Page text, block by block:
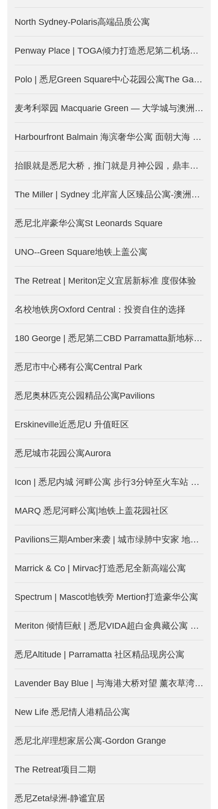
North Sydney-Polaris高端品质公寓
Penway Place | TOGA倾力打造悉尼第二机场附近精品公寓 步达地铁-澳洲悉尼新楼盘发售中
Polo | 悉尼Green Square中心花园公寓The Gallery新一期-澳洲悉尼新房产发售中
麦考利翠园 Macquarie Green — 大学城与澳洲硅谷旁的绿色生活-澳洲悉尼新房产出售中
Harbourfront Balmain 海滨奢华公寓 面朝大海 春暖花开-澳洲悉尼新楼盘开售中
抬眼就是悉尼大桥，推门就是月神公园，鼎丰巨献- Milsons Point地标，荣耀现世
The Miller | Sydney 北岸富人区臻品公寓-澳洲悉尼新楼盘出售中
悉尼北岸豪华公寓St Leonards Square
UNO--Green Square地铁上盖公寓
The Retreat | Meriton定义宜居新标准 度假体验
名校地铁房Oxford Central：投资自住的选择
180 George | 悉尼第二CBD Parramatta新地标！近揽水景 远眺市中心！
悉尼市中心稀有公寓Central Park
悉尼奥林匹克公园精品公寓Pavilions
Erskineville近悉尼U 升值旺区
悉尼城市花园公寓Aurora
Icon | 悉尼内城 河畔公寓 步行3分钟至火车站 旺租投资房
MARQ 悉尼河畔公寓|地铁上盖花园社区
Pavilions三期Amber来袭 | 城市绿肺中安家 地铁近在咫尺
Marrick & Co | Mirvac打造悉尼全新高端公寓
Spectrum | Mascot地铁旁 Mertion打造豪华公寓
Meriton 倾情巨献 | 悉尼VIDA超白金典藏公寓 打开生活新模式
悉尼Altitude | Parramatta 社区精品现房公寓
Lavender Bay Blue | 与海港大桥对望 薰衣草湾的“蓝”漫豪宅
New Life 悉尼情人港精品公寓
悉尼北岸理想家居公寓-Gordon Grange
The Retreat项目二期
悉尼Zeta绿洲-静谧宜居